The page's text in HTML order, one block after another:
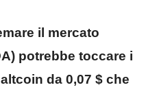
il mercato
potrebbe toccare i
altcoin da 0,07 $ che